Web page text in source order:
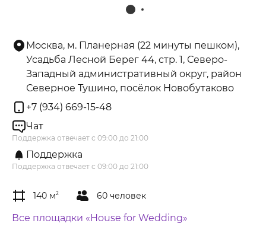
Москва, м. Планерная (22 минуты пешком),
Усадьба Лесной Берег 44, стр. 1, Северо-
Западный административный округ, район
Северное Тушино, посёлок Новобутаково
+7 (934) 669-15-48
Чат
Поддержка отвечает с 09:00 до 21:00
Поддержка
Поддержка отвечает с 09:00 до 21:00
140 м2 60 человек
Все площадки «House for Wedding»